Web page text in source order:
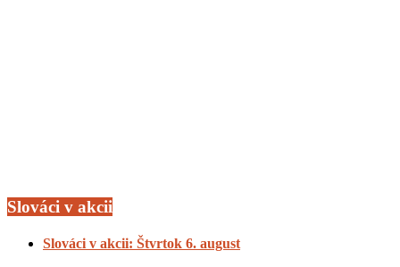
Slováci v akcii
Slováci v akcii: Štvrtok 6. august